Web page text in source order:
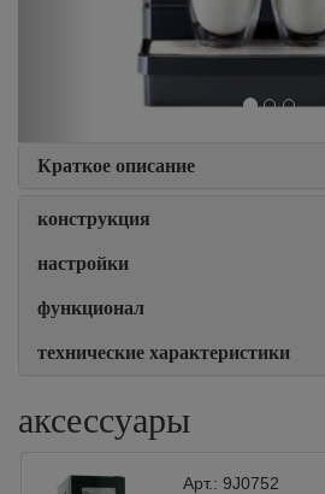
Краткое описание
конструкция
настройки
функционал
технические характеристики
аксессуары
Арт.:9J0752